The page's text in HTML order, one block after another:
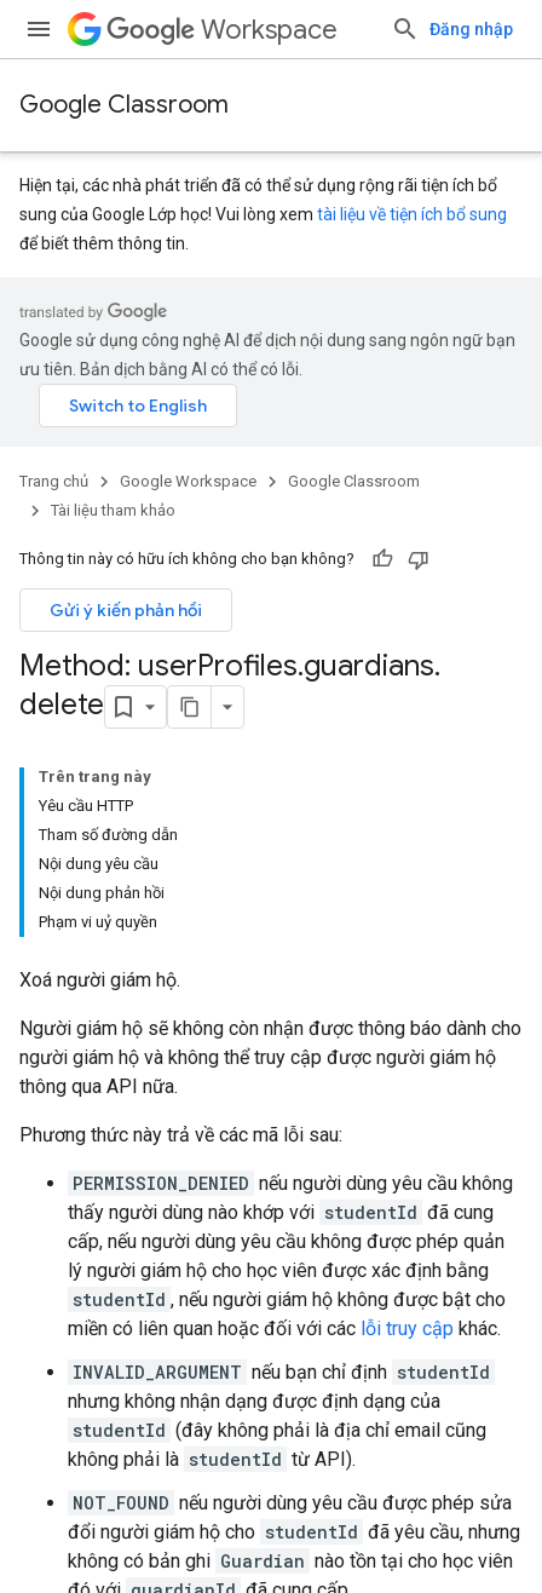
Workspace Đăng nhập
Google Classroom
Hiện tại, các nhà phát triển đã có thể sử dụng rộng rãi tiện ích bổ
sung của Google Lớp học! Vui lòng xem tài liệu về tiện ích bổ sung
để biết thêm thông tin.
Google sử dụng công nghệ AI để dịch nội dung sang ngôn ngữ bạn
ưu tiên. Bản dịch bằng AI có thể có lỗi.
Trang chủ Google Workspace
Google Classroom
Tài liệu tham khảo
Thông tin này có hữu ích không cho bạn không?
Gửi ý kiến phản hồi
Method: userProfiles.guardians.
delete
Trên trang này
Yêu cầu HTTP
Tham số đường dẫn
Nội dung yêu cầu
Nội dung phản hồi
Phạm vi uỷ quyền
Xoá người giám hộ.
Người giám hộ sẽ không còn nhận được thông báo dành cho
người giám hộ và không thể truy cập được người giám hộ
thông qua API nữa.
Phương thức này trả về các mã lỗi sau:
PERMISSION_DENIED nếu người dùng yêu cầu không
thấy người dùng nào khớp với studentId đã cung
cấp, nếu người dùng yêu cầu không được phép quản
lý người giám hộ cho học viên được xác định bằng
studentId , nếu người giám hộ không được bật cho
miền có liên quan hoặc đối với các lỗi truy cập khác.
INVALID_ARGUMENT nếu bạn chỉ định studentId
nhưng không nhận dạng được định dạng của
studentId (đây không phải là địa chỉ email cũng
không phải là studentId từ API).
NOT_FOUND nếu người dùng yêu cầu được phép sửa
đổi người giám hộ cho studentId đã yêu cầu, nhưng
không có bản ghi Guardian nào tồn tại cho học viên